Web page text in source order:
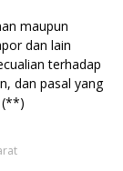
maupun
dan lain
terhadap
dan pasal yang
(**)